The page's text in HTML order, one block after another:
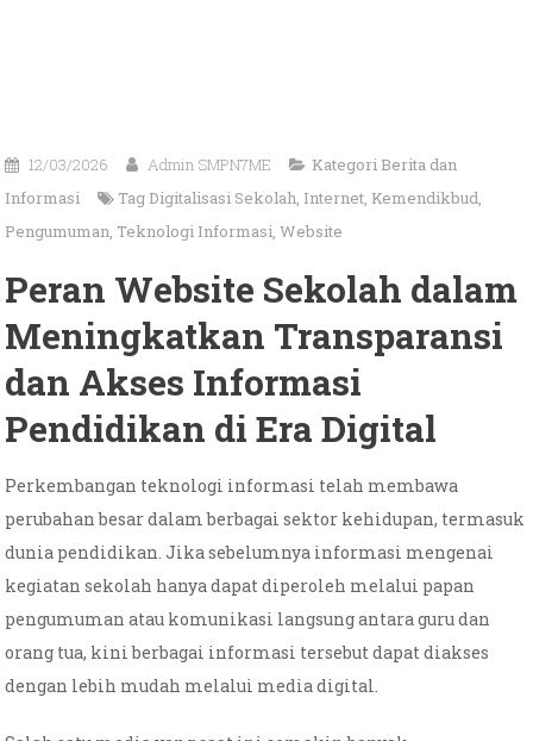
12/03/2026 Admin SMPN7ME Kategori Berita dan
Informasi
Tag Digitalisasi Sekolah, Internet, Kemendikbud,
Pengumuman, Teknologi Informasi,Website
Peran Website Sekolah dalam
Meningkatkan Transparansi
dan Akses Informasi
Pendidikan di Era Digital
Perkembangan teknologi informasi telah membawa
perubahan besar dalam berbagai sektor kehidupan, termasuk
dunia pendidikan. Jika sebelumnya informasi mengenai
kegiatan sekolah hanya dapat diperoleh melalui papan
pengumuman atau komunikasi langsung antara guru dan
orang tua, kini berbagai informasi tersebut dapat diakses
dengan lebih mudah melalui media digital.